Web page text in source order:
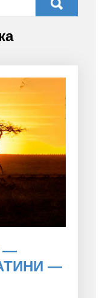
—
—